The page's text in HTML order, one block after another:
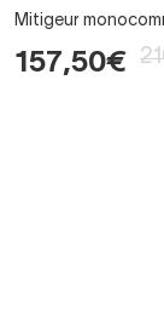
Mitigeur
157,50€